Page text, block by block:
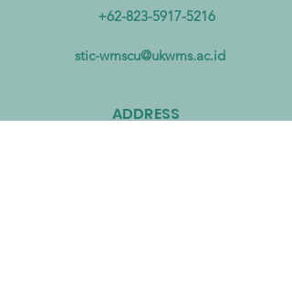
Mengatasi Pencemaran
hingga Laut
+62-823-5917-5216
stic-wmscu@ukwms.ac.id
ADDRESS